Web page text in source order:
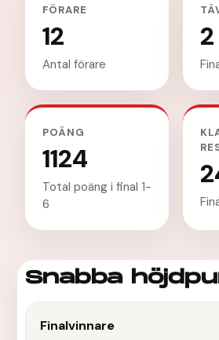
FÖRARE
12
Antal förare
2
POÄNG
1124
Total poäng i final 1-
6
Snabba
Finalvinnare